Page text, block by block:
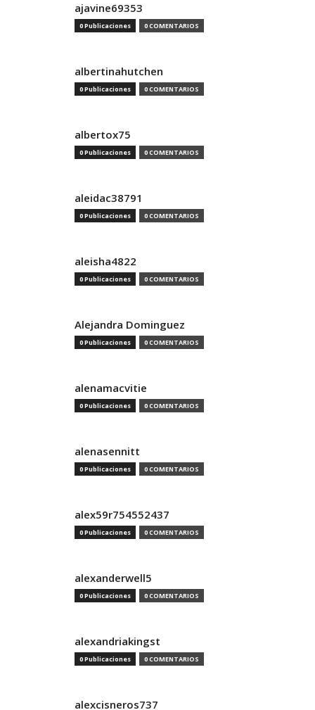
ajavine69353
0 Publicaciones 0 COMENTARIOS
albertinahutchen
0 Publicaciones 0 COMENTARIOS
albertox75
0 Publicaciones 0 COMENTARIOS
aleidac38791
0 Publicaciones 0 COMENTARIOS
aleisha4822
0 Publicaciones 0 COMENTARIOS
Alejandra Dominguez
0 Publicaciones 0 COMENTARIOS
alenamacvitie
0 Publicaciones 0 COMENTARIOS
alenasennitt
0 Publicaciones 0 COMENTARIOS
alex59r754552437
0 Publicaciones 0 COMENTARIOS
alexanderwell5
0 Publicaciones 0 COMENTARIOS
alexandriakingst
0 Publicaciones 0 COMENTARIOS
alexcisneros737